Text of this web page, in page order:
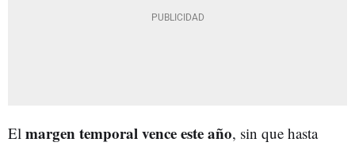
El margen temporal vence este año, sin que hasta